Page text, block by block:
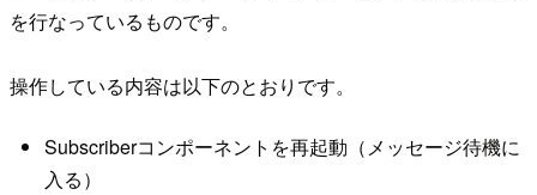
を行なっているものです。
操作している内容は以下のとおりです。
Subscriberコンポーネントを再起動（メッセージ待機に
入る）